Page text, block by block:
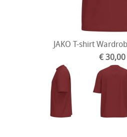
JAKO T-shirt
€ 30,00